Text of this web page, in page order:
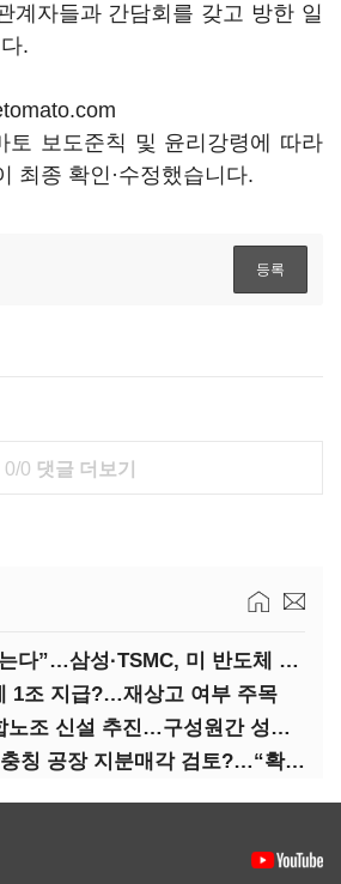
계자들과 간담회를 갖고 방한 일
.
토 보도준칙 및 윤리강령에 따라
최종 확인·수정했습니다.
0/0 댓글 더보기
“경력 없어도 뽑는다”…삼성·TSMC, 미 반도체 인재 쟁탈전
1조 지급?…재상고 여부 주목
SK하이닉스 통합노조 신설 추진…구성원간 성과급 불만 확산
SK하이닉스, 중 충칭 공장 지분매각 검토?…“확정된 바 없어”